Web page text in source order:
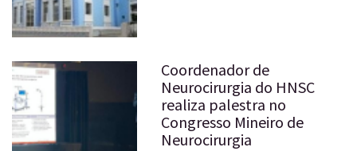
Coordenador de
Neurocirurgia do HNSC
realiza palestra no
Congresso Mineiro de
Neurocirurgia